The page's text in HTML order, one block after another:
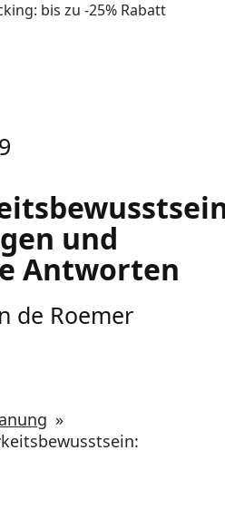
bis zu -25% Rabatt
und
Antworten
de Roemer
»